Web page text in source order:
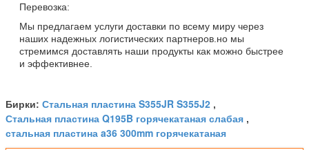
Перевозка:
Мы предлагаем услуги доставки по всему миру через
наших надежных логистических партнеров.но мы
стремимся доставлять наши продукты как можно быстрее
и эффективнее.
Бирки: Стальная пластина S355JR S355J2 ,
Стальная пластина Q195B горячекатаная слабая ,
стальная пластина a36 300mm горячекатаная